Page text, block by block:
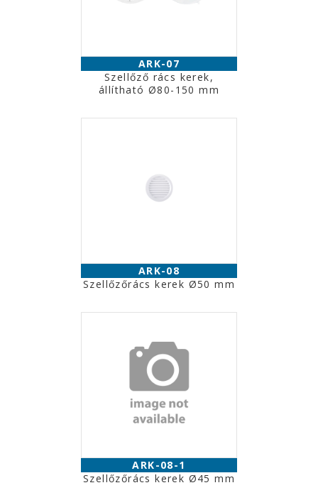
ARK-07
Szellőző rács kerek,
állítható Ø80-150 mm
ARK-08
Szellőzőrács kerek Ø50 mm
ARK-08-1
Szellőzőrács kerek Ø45 mm